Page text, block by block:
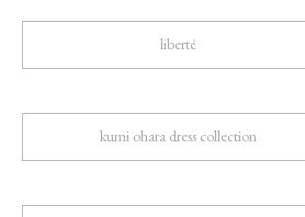
liberté
kumi ohara dress collection